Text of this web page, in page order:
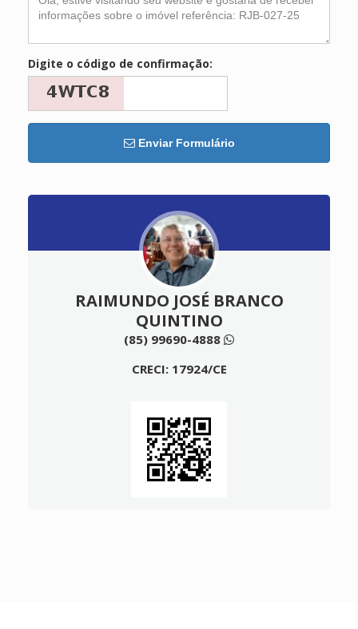
Digite o código de confirmação:
Enviar Formulário
RAIMUNDO JOSÉ BRANCO
QUINTINO
(85) 99690-4888
CRECI: 17924/CE